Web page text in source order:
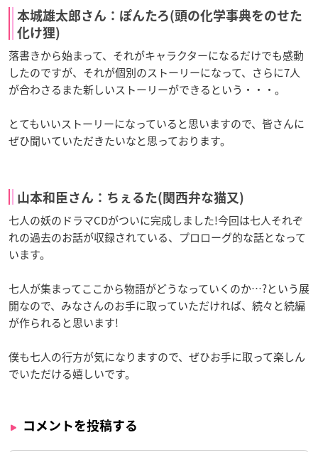
本城雄太郎さん：ぽんたろ(頭の化学事典をのせた
化け狸)
落書きから始まって、それがキャラクターになるだけでも感動
したのですが、それが個別のストーリーになって、さらに7人
が合わさるまた新しいストーリーができるという・・・。
とてもいいストーリーになっていると思いますので、皆さんに
ぜひ聞いていただきたいなと思っております。
山本和臣さん：ちぇるた(関西弁な猫又)
七人の妖のドラマCDがついに完成しました!今回は七人それぞ
れの過去のお話が収録されている、プロローグ的な話となって
います。
七人が集まってここから物語がどうなっていくのか…?という展
開なので、みなさんのお手に取っていただければ、続々と続編
が作られると思います!
僕も七人の行方が気になりますので、ぜひお手に取って楽しん
でいただける嬉しいです。
コメントを投稿する